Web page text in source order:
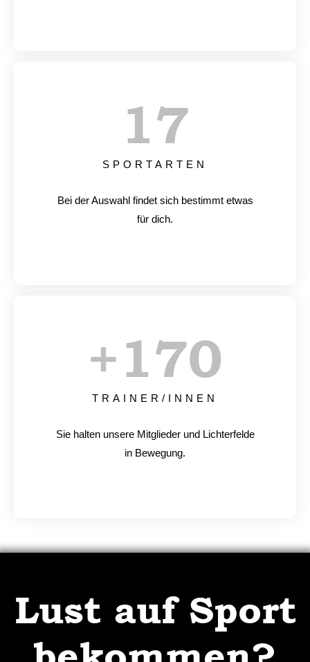
SPORTARTEN
17
Bei der Auswahl findet sich bestimmt etwas
für dich.
TRAINER/INNEN
+170
Sie halten unsere Mitglieder und Lichterfelde
in Bewegung.
Lust auf Sport